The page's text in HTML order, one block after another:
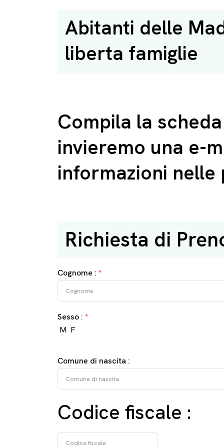
Abitanti delle
liberta famiglie
Compila la
invieremo una e-
informazioni nelle
Richiesta di
Cognome : *
Sesso : *
M F
Comune di nascita :
Codice fiscale :